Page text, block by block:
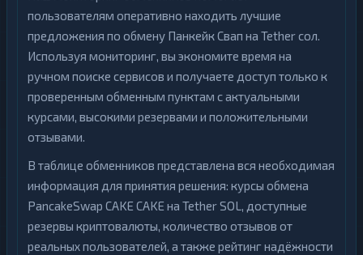
пользователям оперативно находить лучшие
предложения по обмену Панкейк Свап на Tether сол.
Используя мониторинг, вы экономите время на
ручном поиске сервисов и получаете доступ только к
проверенным обменным пунктам с актуальными
курсами, высокими резервами и положительными
отзывами.
В таблице обменников представлена вся необходимая
информация для принятия решения: курсы обмена
PancakeSwap CAKE CAKE на Tether SOL, доступные
резервы криптовалюты, количество отзывов от
реальных пользователей, а также рейтинг надёжности